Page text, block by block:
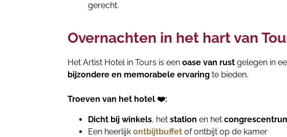
gerecht.
Overnachten in het hart van
Het Artist Hotel in Tours is een oase van rust gelegen in
bijzondere en memorabele ervaring te bieden.
Troeven van het hotel ❤️:
Dicht bij winkels, het station en het
Een heerlijk ontbijtbuffet of ontbijt op de kamer